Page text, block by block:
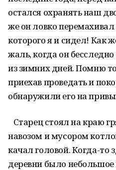
остался охранять наш
же он ловко перемахивал
которого я и сидел! Как
жаль, когда он
из зимних дней. Помню
приехав проведать и
обнаружили его на
Старец стоял на краю
навозом и мусором
качал головой. Когда-то
деревни было небольшое